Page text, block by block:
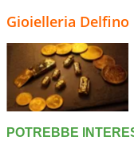
Gioielleria Delfino